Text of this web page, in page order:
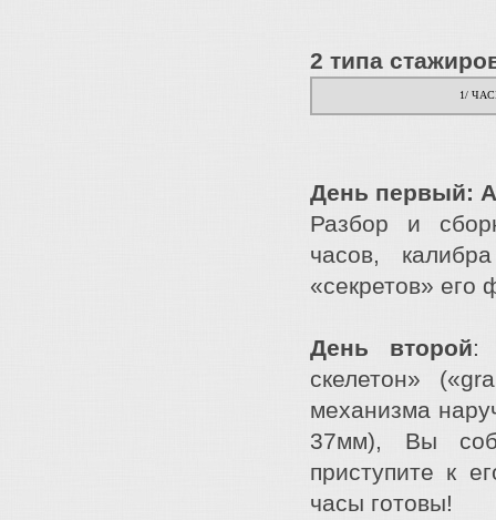
2 типа
1/
День первый:
Разбор и
часов,
«секретов» его
День второй:
скелетон»
механизма
37мм), Вы
приступите к
часы готовы!